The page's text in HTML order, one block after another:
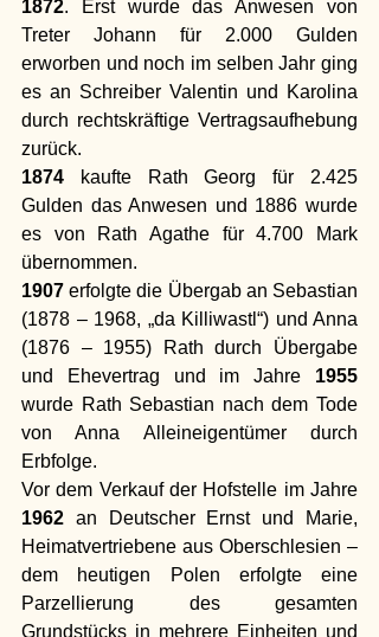
1872. Erst wurde das Anwesen von
Treter Johann für 2.000 Gulden
erworben und noch im selben Jahr ging
es an Schreiber Valentin und Karolina
durch rechtskräftige Vertragsaufhebung
zurück.
1874 kaufte Rath Georg für 2.425
Gulden das Anwesen und 1886 wurde
es von Rath Agathe für 4.700 Mark
übernommen.
1907 erfolgte die Übergab an Sebastian
(1878 – 1968, „da Killiwastl“) und Anna
(1876 – 1955) Rath durch Übergabe
und Ehevertrag und im Jahre 1955
wurde Rath Sebastian nach dem Tode
von Anna Alleineigentümer durch
Erbfolge.
1962 an Deutscher Ernst und Marie,
Heimatvertriebene aus Oberschlesien –
dem heutigen Polen erfolgte eine
Parzellierung des gesamten
Grundstücks in mehrere Einheiten und